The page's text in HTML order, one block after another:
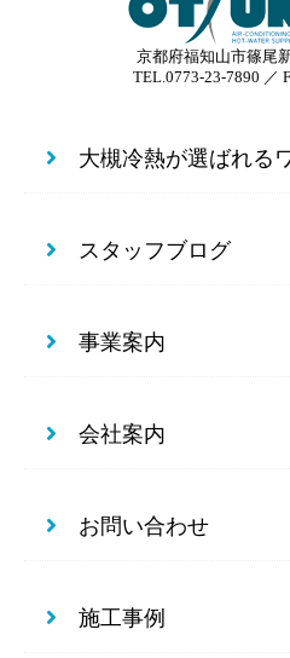
京都府福知山市篠尾
TEL.0773-23-7890 ／
大槻冷熱が選ばれる
スタッフブログ
事業案内
会社案内
お問い合わせ
施工事例